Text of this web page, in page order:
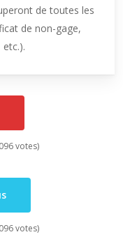
de toutes les
de non-gage,
votes)
votes)